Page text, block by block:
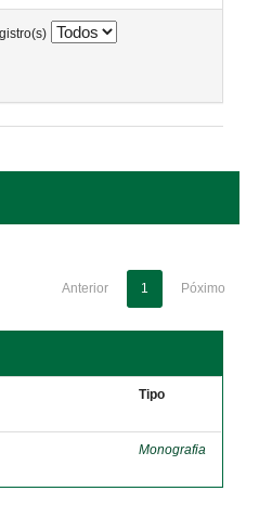
Anterior 1 Póximo
Tipo
Monografia